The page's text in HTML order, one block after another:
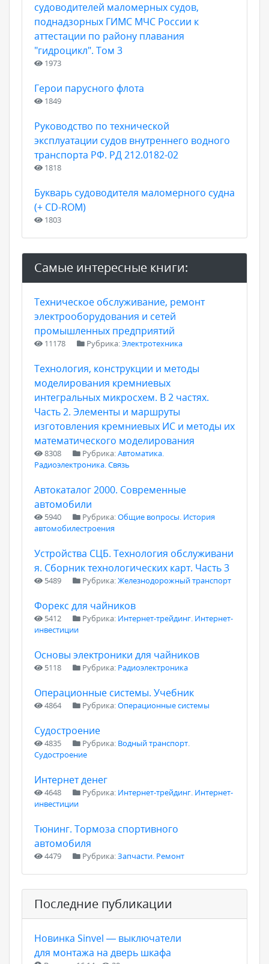
судоводителей маломерных судов,
поднадзорных ГИМС МЧС России к
аттестации по району плавания
"гидроцикл". Том 3
1973
Герои парусного флота
1849
Руководство по технической
эксплуатации судов внутреннего водного
транспорта РФ. РД 212.0182-02
1818
Букварь судоводителя маломерного судна
(+ CD-ROM)
1803
Самые интересные книги:
Техническое обслуживание, ремонт
электрооборудования и сетей
промышленных предприятий
11178 Рубрика:Электротехника
Технология, конструкции и методы
моделирования кремниевых
интегральных микросхем. В 2 частях.
Часть 2. Элементы и маршруты
изготовления кремниевых ИС и методы их
математического моделирования
8308 Рубрика:Автоматика.
Радиоэлектроника. Связь
Автокаталог 2000. Современные
автомобили
5940 Рубрика:Общие вопросы. История
автомобилестроения
Устройства СЦБ. Технология обслуживани
я. Сборник технологических карт. Часть 3
5489 Рубрика:Железнодорожный транспорт
Форекс для чайников
5412 Рубрика: Интернет-трейдинг. Интернет-
инвестиции
Основы электроники для чайников
5118 Рубрика: Радиоэлектроника
Операционные системы. Учебник
4864 Рубрика:Операционные системы
Судостроение
4835 Рубрика: Водный транспорт.
Судостроение
Интернет денег
4648 Рубрика: Интернет-трейдинг. Интернет-
инвестиции
Тюнинг. Тормоза спортивного
автомобиля
4479 Рубрика:Запчасти. Ремонт
Последние публикации
Новинка Sinvel — выключатели
для монтажа на дверь шкафа